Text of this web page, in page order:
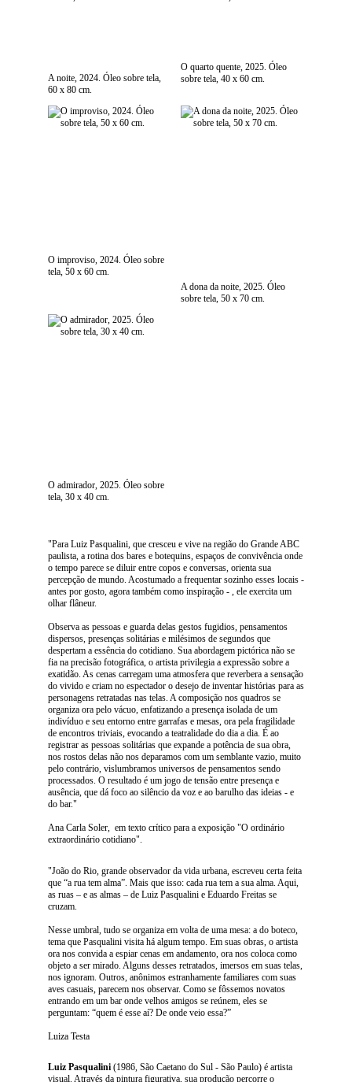
A noite, 2024. Óleo sobre tela,
60 x 80 cm.
O quarto quente, 2025. Óleo
sobre tela, 40 x 60 cm.
O improviso, 2024. Óleo sobre
tela, 50 x 60 cm.
A dona da noite, 2025. Óleo
sobre tela, 50 x 70 cm.
O admirador, 2025. Óleo sobre
tela, 30 x 40 cm.
"Para Luiz Pasqualini, que cresceu e vive na região do Grande ABC
paulista, a rotina dos bares e botequins, espaços de convivência onde
o tempo parece se diluir entre copos e conversas, orienta sua
percepção de mundo. Acostumado a frequentar sozinho esses locais -
antes por gosto, agora também como inspiração - , ele exercita um
olhar flâneur.
Observa as pessoas e guarda delas gestos fugidios, pensamentos
dispersos, presenças solitárias e milésimos de segundos que
despertam a essência do cotidiano. Sua abordagem pictórica não se
fia na precisão fotográfica, o artista privilegia a expressão sobre a
exatidão. As cenas carregam uma atmosfera que reverbera a sensação
do vivido e criam no espectador o desejo de inventar histórias para as
personagens retratadas nas telas. A composição nos quadros se
organiza ora pelo vácuo, enfatizando a presença isolada de um
indivíduo e seu entorno entre garrafas e mesas, ora pela fragilidade
de encontros triviais, evocando a teatralidade do dia a dia. É ao
registrar as pessoas solitárias que expande a potência de sua obra,
nos rostos delas não nos deparamos com um semblante vazio, muito
pelo contrário, vislumbramos universos de pensamentos sendo
processados. O resultado é um jogo de tensão entre presença e
ausência, que dá foco ao silêncio da voz e ao barulho das ideias - e
do bar."
Ana Carla Soler, em texto crítico para a exposição "O ordinário
extraordinário cotidiano".
"João do Rio, grande observador da vida urbana, escreveu certa feita
que “a rua tem alma”. Mais que isso: cada rua tem a sua alma. Aqui,
as ruas – e as almas – de Luiz Pasqualini e Eduardo Freitas se
cruzam.
Nesse umbral, tudo se organiza em volta de uma mesa: a do boteco,
tema que Pasqualini visita há algum tempo. Em suas obras, o artista
ora nos convida a espiar cenas em andamento, ora nos coloca como
objeto a ser mirado. Alguns desses retratados, imersos em suas telas,
nos ignoram. Outros, anônimos estranhamente familiares com suas
aves casuais, parecem nos observar. Como se fôssemos novatos
entrando em um bar onde velhos amigos se reúnem, eles se
perguntam: “quem é esse aí? De onde veio essa?”
Luiza Testa
Luiz Pasqualini(1986, São Caetano do Sul - São Paulo) é artista
visual. Através da pintura figurativa, sua produção percorre o